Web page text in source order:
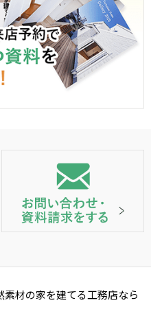
材の家を建てる工務店なら